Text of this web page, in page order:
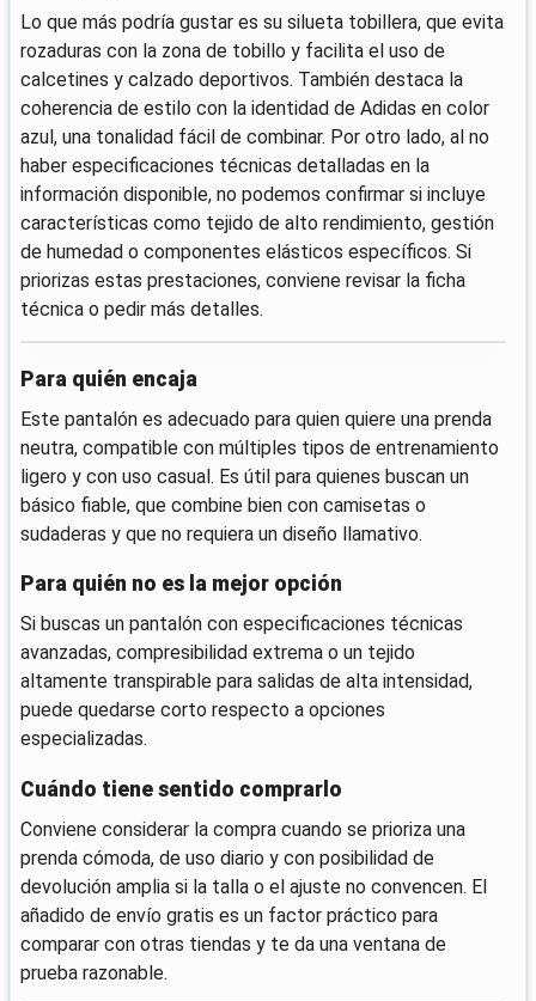
Lo que más podría gustar es su silueta tobillera, que evita
rozaduras con la zona de tobillo y facilita el uso de
calcetines y calzado deportivos. También destaca la
coherencia de estilo con la identidad de Adidas en color
azul, una tonalidad fácil de combinar. Por otro lado, al no
haber especificaciones técnicas detalladas en la
información disponible, no podemos confirmar si incluye
características como tejido de alto rendimiento, gestión
de humedad o componentes elásticos específicos. Si
priorizas estas prestaciones, conviene revisar la ficha
técnica o pedir más detalles.
Para quién encaja
Este pantalón es adecuado para quien quiere una prenda
neutra, compatible con múltiples tipos de entrenamiento
ligero y con uso casual. Es útil para quienes buscan un
básico fiable, que combine bien con camisetas o
sudaderas y que no requiera un diseño llamativo.
Para quién no es la mejor opción
Si buscas un pantalón con especificaciones técnicas
avanzadas, compresibilidad extrema o un tejido
altamente transpirable para salidas de alta intensidad,
puede quedarse corto respecto a opciones
especializadas.
Cuándo tiene sentido comprarlo
Conviene considerar la compra cuando se prioriza una
prenda cómoda, de uso diario y con posibilidad de
devolución amplia si la talla o el ajuste no convencen. El
añadido de envío gratis es un factor práctico para
comparar con otras tiendas y te da una ventana de
prueba razonable.